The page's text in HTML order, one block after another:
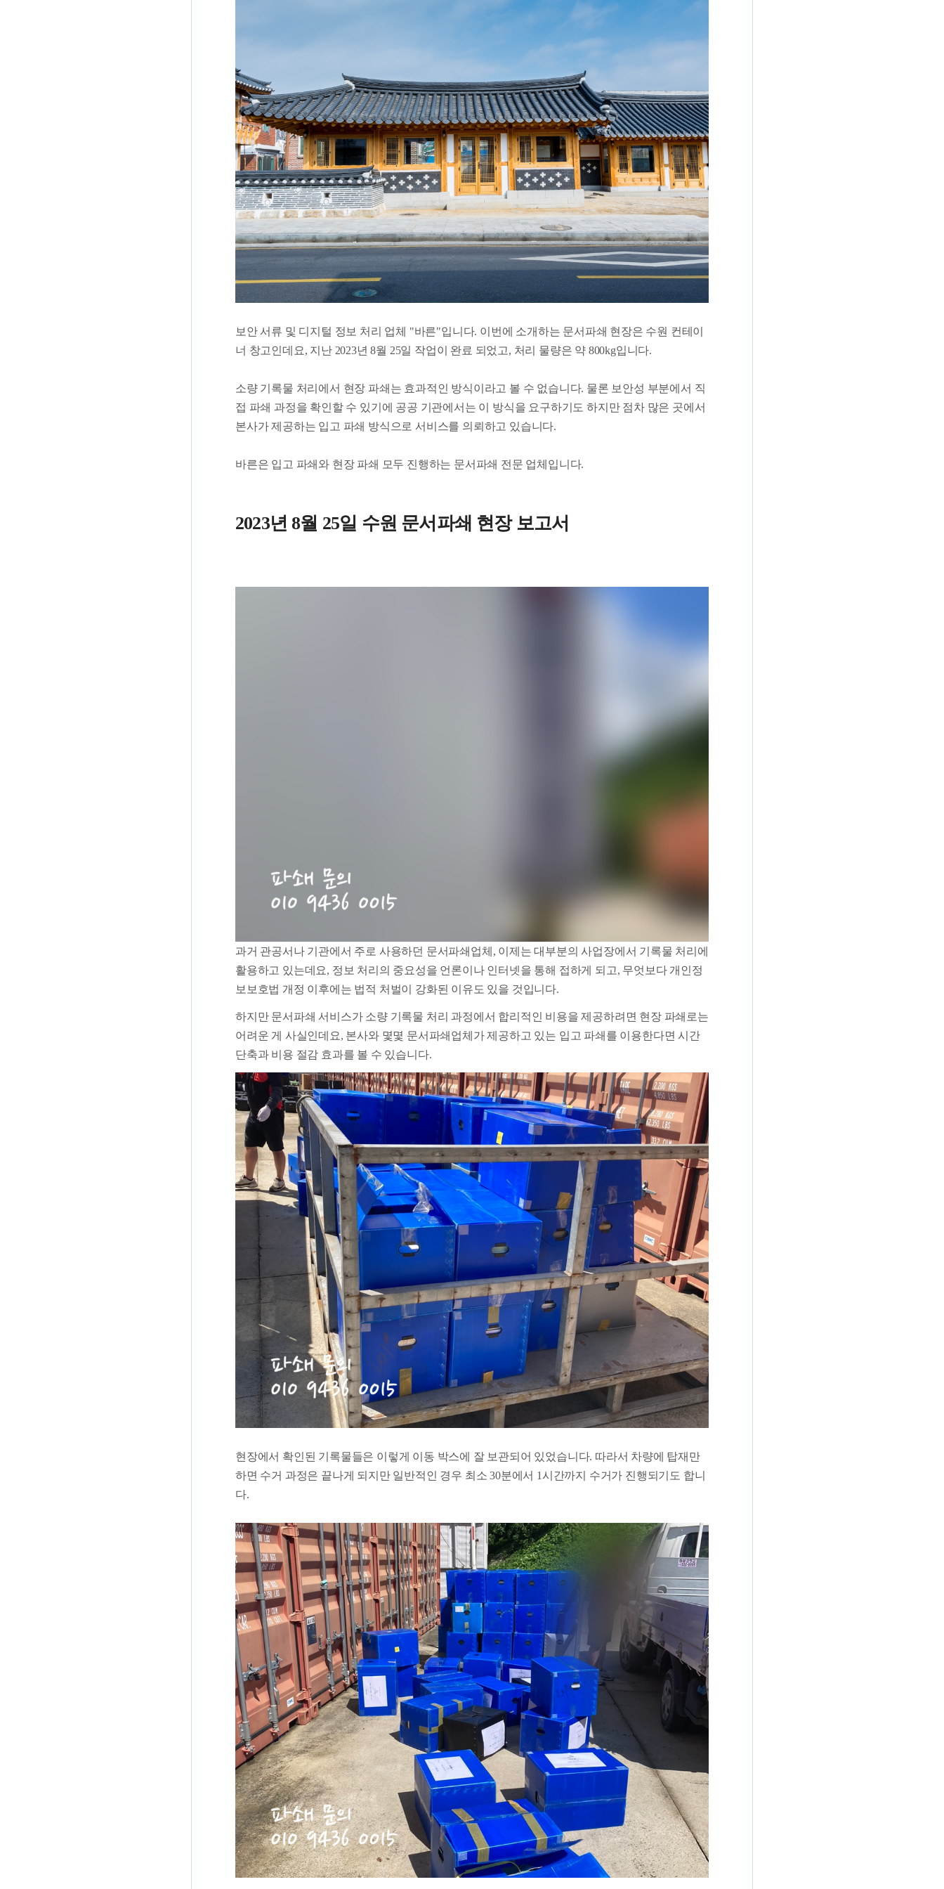
보안 서류 및 디지털 정보 처리 업체 "바른"입니다. 이번에 소개하는 문서파쇄 현장은 수원 컨테이
너 창고인데요, 지난 2023년 8월 25일 작업이 완료 되었고, 처리 물량은 약 800kg입니다.
소량 기록물 처리에서 현장 파쇄는 효과적인 방식이라고 볼 수 없습니다. 물론 보안성 부분에서 직
접 파쇄 과정을 확인할 수 있기에 공공 기관에서는 이 방식을 요구하기도 하지만 점차 많은 곳에서
본사가 제공하는 입고 파쇄 방식으로 서비스를 의뢰하고 있습니다.
바른은 입고 파쇄와 현장 파쇄 모두 진행하는 문서파쇄 전문 업체입니다.
2023년 8월 25일 수원 문서파쇄 현장 보고서
과거 관공서나 기관에서 주로 사용하던 문서파쇄업체, 이제는 대부분의 사업장에서 기록물 처리에
활용하고 있는데요, 정보 처리의 중요성을 언론이나 인터넷을 통해 접하게 되고, 무엇보다 개인정
보보호법 개정 이후에는 법적 처벌이 강화된 이유도 있을 것입니다.
하지만 문서파쇄 서비스가 소량 기록물 처리 과정에서 합리적인 비용을 제공하려면 현장 파쇄로는
어려운 게 사실인데요, 본사와 몇몇 문서파쇄업체가 제공하고 있는 입고 파쇄를 이용한다면 시간
단축과 비용 절감 효과를 볼 수 있습니다.
현장에서 확인된 기록물들은 이렇게 이동 박스에 잘 보관되어 있었습니다. 따라서 차량에 탑재만
하면 수거 과정은 끝나게 되지만 일반적인 경우 최소 30분에서 1시간까지 수거가 진행되기도 합니
다.